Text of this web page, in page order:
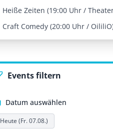
Heiße Zeiten (19:00 Uhr /
Craft Comedy (20:00 Uhr /
Events filtern
Datum auswählen
Heute (Fr. 07.08.)